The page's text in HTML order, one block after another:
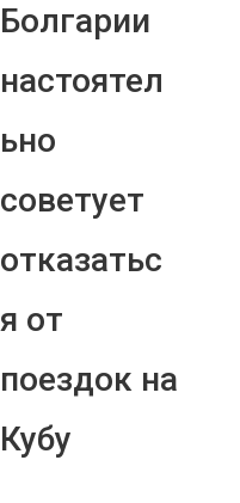
Болгарии
настоятел
ьно
советует
отказатьс
я от
поездок на
Кубу